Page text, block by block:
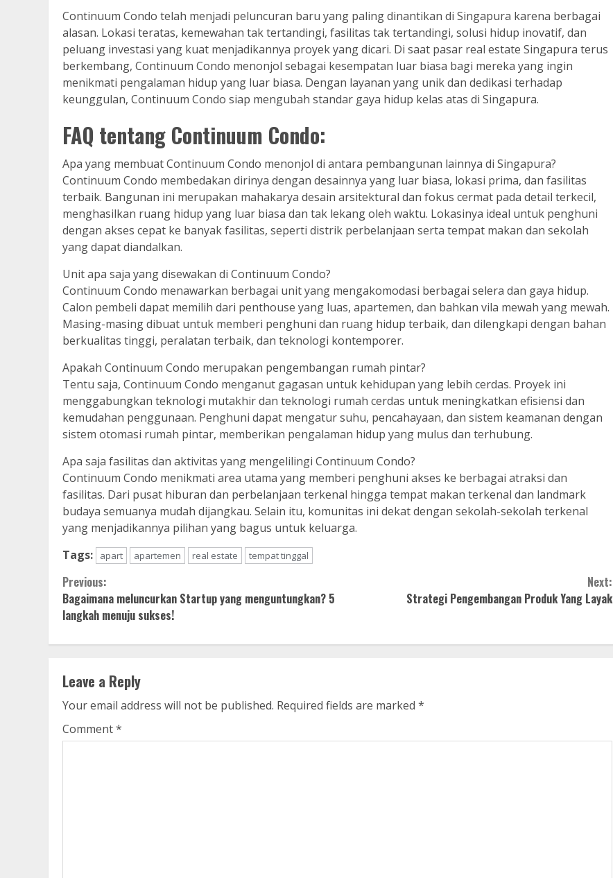
Continuum Condo telah menjadi peluncuran baru yang paling dinantikan di Singapura karena berbagai
alasan. Lokasi teratas, kemewahan tak tertandingi, fasilitas tak tertandingi, solusi hidup inovatif, dan
peluang investasi yang kuat menjadikannya proyek yang dicari. Di saat pasar real estate Singapura terus
berkembang, Continuum Condo menonjol sebagai kesempatan luar biasa bagi mereka yang ingin
menikmati pengalaman hidup yang luar biasa. Dengan layanan yang unik dan dedikasi terhadap
keunggulan, Continuum Condo siap mengubah standar gaya hidup kelas atas di Singapura.
FAQ tentang Continuum Condo:
Apa yang membuat Continuum Condo menonjol di antara pembangunan lainnya di Singapura?
Continuum Condo membedakan dirinya dengan desainnya yang luar biasa, lokasi prima, dan fasilitas
terbaik. Bangunan ini merupakan mahakarya desain arsitektural dan fokus cermat pada detail terkecil,
menghasilkan ruang hidup yang luar biasa dan tak lekang oleh waktu. Lokasinya ideal untuk penghuni
dengan akses cepat ke banyak fasilitas, seperti distrik perbelanjaan serta tempat makan dan sekolah
yang dapat diandalkan.
Unit apa saja yang disewakan di Continuum Condo?
Continuum Condo menawarkan berbagai unit yang mengakomodasi berbagai selera dan gaya hidup.
Calon pembeli dapat memilih dari penthouse yang luas, apartemen, dan bahkan vila mewah yang mewah.
Masing-masing dibuat untuk memberi penghuni dan ruang hidup terbaik, dan dilengkapi dengan bahan
berkualitas tinggi, peralatan terbaik, dan teknologi kontemporer.
Apakah Continuum Condo merupakan pengembangan rumah pintar?
Tentu saja, Continuum Condo menganut gagasan untuk kehidupan yang lebih cerdas. Proyek ini
menggabungkan teknologi mutakhir dan teknologi rumah cerdas untuk meningkatkan efisiensi dan
kemudahan penggunaan. Penghuni dapat mengatur suhu, pencahayaan, dan sistem keamanan dengan
sistem otomasi rumah pintar, memberikan pengalaman hidup yang mulus dan terhubung.
Apa saja fasilitas dan aktivitas yang mengelilingi Continuum Condo?
Continuum Condo menikmati area utama yang memberi penghuni akses ke berbagai atraksi dan
fasilitas. Dari pusat hiburan dan perbelanjaan terkenal hingga tempat makan terkenal dan landmark
budaya semuanya mudah dijangkau. Selain itu, komunitas ini dekat dengan sekolah-sekolah terkenal
yang menjadikannya pilihan yang bagus untuk keluarga.
Tags:
apart apartemen real estate tempat tinggal
Continue
Reading
Previous:
Bagaimana meluncurkan Startup yang menguntungkan? 5
langkah menuju sukses!
Next:
Strategi Pengembangan Produk Yang Layak
Leave a Reply
Your email address will not be published. Required fields are marked *
Comment*